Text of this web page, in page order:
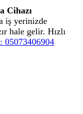
Cihazı
iş yerinizde
hale gelir. Hızlı
05073406904